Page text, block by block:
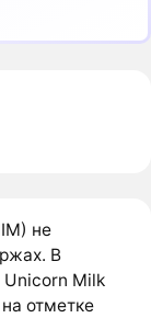
не
В
Unicorn Milk
отметке